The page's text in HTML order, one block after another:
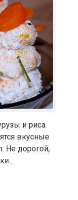
и риса.
вкусные
Не дорогой,